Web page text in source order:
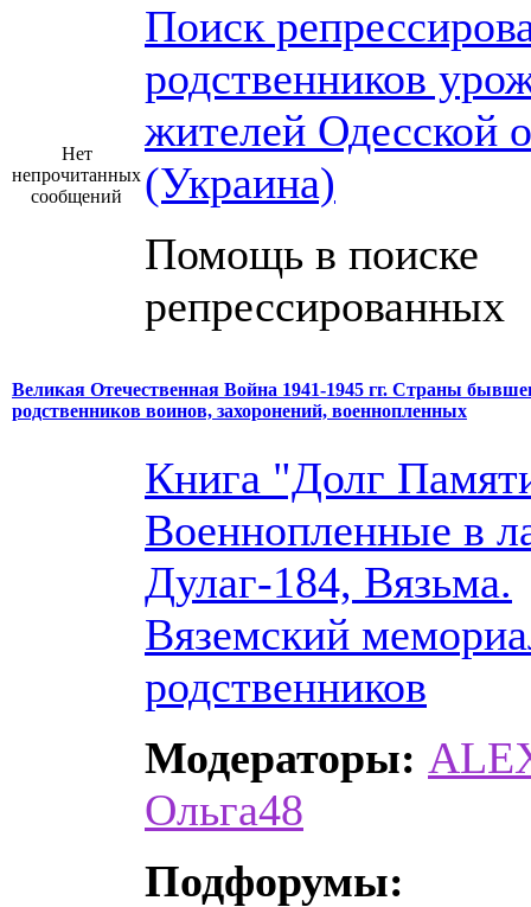
Нет
непрочитанных
сообщений
Поиск
родственников
жителей Одесской
(Украина)
Помощь в поиске
репрессированных
Великая Отечественная Война 1941-1945 гг. Страны
родственников воинов, захоронений, военнопленных
Книга "Долг
Военнопленные в
Дулаг-184, Вязьма.
Вяземский
родственников
Модераторы:
Ольга48
Подфорумы: